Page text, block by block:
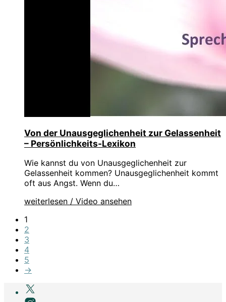
Von der Unausgeglichenheit zur Gelassenheit
– Persönlichkeits-Lexikon
Wie kannst du von Unausgeglichenheit zur
Gelassenheit kommen? Unausgeglichenheit kommt
oft aus Angst. Wenn du…
weiterlesen / Video ansehen
1
2
3
4
5
→